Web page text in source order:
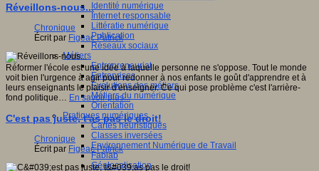
Identité numérique
Internet responsable
Littératie numérique
Publication
Réseaux sociaux
Métiers
Entrepreneuriat
Entreprises
Evolutions des métiers
Métiers du numérique
Orientation
Pratiques numériques
Cartes heuristiques
Classes inversées
Environnement Numérique de Travail
Fablab
Géolocalisation
Réveillons-nous...
Chronique
Écrit par Figeac Patrick
Réformer l'école est une idée à laquelle personne ne s'oppose. Tout le monde
voit bien l'urgence à agir pour redonner à nos enfants le goût d'apprendre et à
leurs enseignants le plaisir d'enseigner. Ce qui pose problème c'est l'arrière-
fond politique… En savoir plus...
C'est pas juste, t'as pas le droit!
Chronique
Écrit par Figeac Patrick